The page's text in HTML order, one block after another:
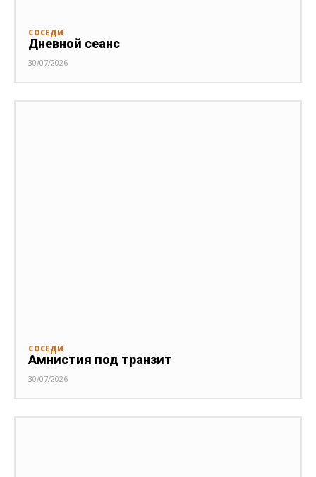
СОСЕДИ
Дневной сеанс
30/07/2026
СОСЕДИ
Амнистия под транзит
30/07/2026